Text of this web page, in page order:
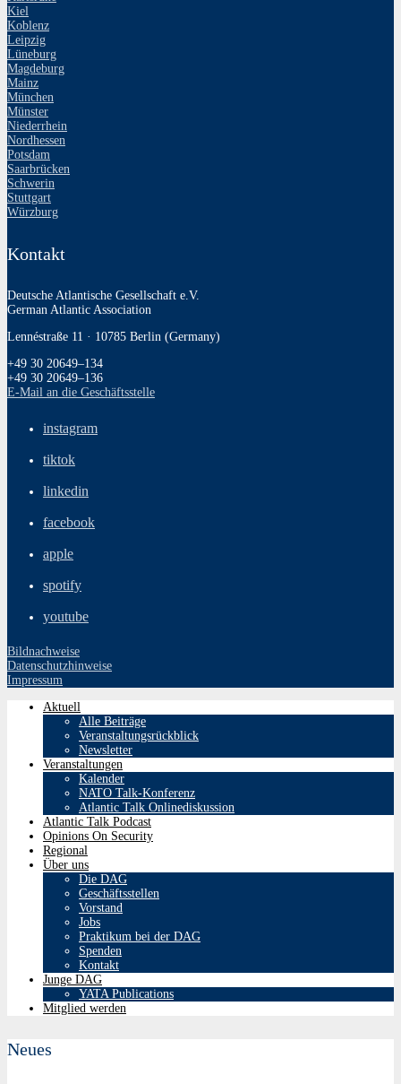
Kiel
Koblenz
Leipzig
Lüneburg
Magdeburg
Mainz
München
Münster
Niederrhein
Nordhessen
Potsdam
Saarbrücken
Schwerin
Stuttgart
Würzburg
Kontakt
Deutsche Atlantische Gesellschaft e.V.
German Atlantic Association
Lennéstraße 11 · 10785 Berlin (Germany)
+49 30 20649–134
+49 30 20649–136
E‑Mail an die Geschäftsstelle
instagram
tiktok
linkedin
facebook
apple
spotify
youtube
Bildnachweise
Datenschutzhinweise
Impressum
Aktuell
Alle Beiträge
Veranstaltungsrückblick
Newsletter
Veranstaltungen
Kalender
NATO Talk-Konferenz
Atlantic Talk Onlinediskussion
Atlantic Talk Podcast
Opinions On Security
Regional
Über uns
Die DAG
Geschäftsstellen
Vorstand
Jobs
Praktikum bei der DAG
Spenden
Kontakt
Junge DAG
YATA Publications
Mitglied werden
Neues